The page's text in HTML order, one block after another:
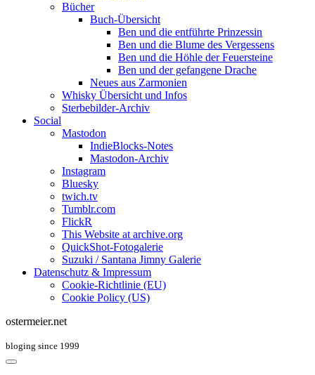
Bücher
Buch-Übersicht
Ben und die entführte Prinzessin
Ben und die Blume des Vergessens
Ben und die Höhle der Feuersteine
Ben und der gefangene Drache
Neues aus Zarmonien
Whisky Übersicht und Infos
Sterbebilder-Archiv
Social
Mastodon
IndieBlocks-Notes
Mastodon-Archiv
Instagram
Bluesky
twich.tv
Tumblr.com
FlickR
This Website at archive.org
QuickShot-Fotogalerie
Suzuki / Santana Jimny Galerie
Datenschutz & Impressum
Cookie-Richtlinie (EU)
Cookie Policy (US)
ostermeier.net
bloging since 1999